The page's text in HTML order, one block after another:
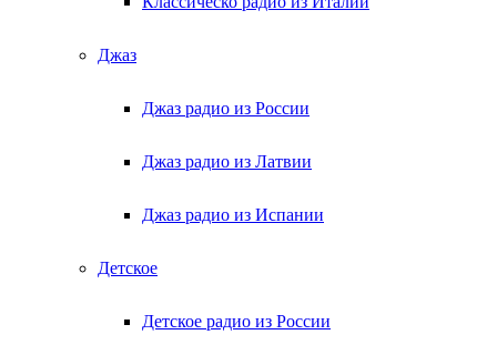
Джаз
Джаз радио из России
Джаз радио из Латвии
Джаз радио из Испании
Детское
Детское радио из России